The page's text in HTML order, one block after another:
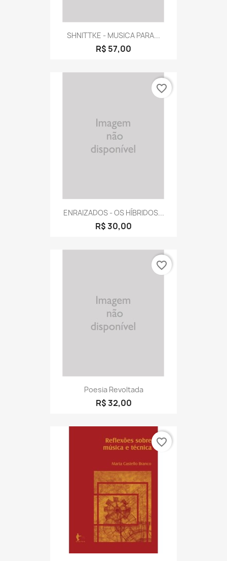
SHNITTKE - MUSICA PARA...
R$ 57,00
ENRAIZADOS - OS HÍBRIDOS...
R$ 30,00
favorite_border
Poesia Revoltada
R$ 32,00
favorite_border
favorite_border